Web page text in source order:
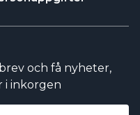
och få nyheter,
i inkorgen